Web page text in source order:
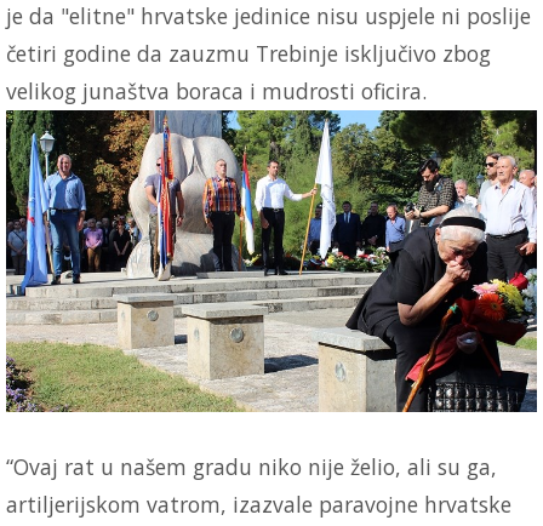
je da "elitne" hrvatske jedinice nisu uspjele ni poslije
četiri godine da zauzmu Trebinje isključivo zbog
velikog junaštva boraca i mudrosti oficira.
“Ovaj rat u našem gradu niko nije želio, ali su ga,
artiljerijskom vatrom, izazvale paravojne hrvatske